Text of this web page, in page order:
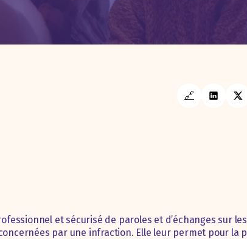
🔗
et sécurisé de paroles et d’échanges sur les
par une infraction. Elle leur permet pour la